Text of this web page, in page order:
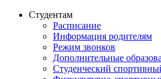
Студентам
Расписание
Информация родителям
Режим звонков
Дополнительные
Студенческий